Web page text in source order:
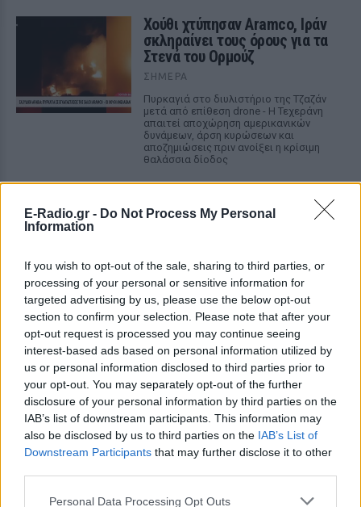
E-Radio.gr - Do Not Process My Personal
Information
If you wish to opt-out of the sale, sharing to third parties, or
processing of your personal or sensitive information for
targeted advertising by us, please use the below opt-out
section to confirm your selection. Please note that after your
opt-out request is processed you may continue seeing
interest-based ads based on personal information utilized by
us or personal information disclosed to third parties prior to
your opt-out. You may separately opt-out of the further
disclosure of your personal information by third parties on the
IAB’s list of downstream participants. This information may
also be disclosed by us to third parties on the IAB’s List of
Downstream Participants that may further disclose it to other
Personal Data Processing Opt Outs
Χούθι χτύπησαν Aramco, Ιράν
σκληραίνει τους όρους για τα
Στενά του Ορμούζ
ΣΉΜΕΡΑ
Πυρκαγιά στο διυλιστήριο της Τζαζάν
μετά από επίθεση drone - Η Τεχεράνη
απαιτεί αποχώρηση αμερικανικών
δυνάμεων, άρση κυρώσεων και
αποζημιώσεις πριν ανοίξει η κρίσιμη
θαλάσσια δίοδος
Ελικόπτερο προσγειώθηκε στο
Σαρακήνικο για να κάνουν
μπάνιο οι επιβάτες του
Ο επιχειρηματίας από τη Μήλο που
κατέγραψε το περιστατικό μίλησε στον
ΣΚΑΪ και περιέγραψε τι είδε στην
παραλία
Νέα λεωφόρος στον Βοτανικό:
Πόσες λωρίδες θα έχει και
πότε παραδίδεται
ΣΉΜΕΡΑ
Η Λεωφόρος Προφήτη Δανιήλ, που
κατασκευάζεται στο πλαίσιο της Διπλής
Ανάπλασης, αποτελεί μέρος ενός νέου
οδικού δικτύου 8 χιλιομέτρων και
συνδέεται άμεσα με το νέο γήπεδο του